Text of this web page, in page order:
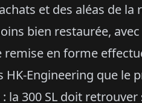
et des aléas de
bien restaurée,
en forme
HK-Engineering que le
la 300 SL doit